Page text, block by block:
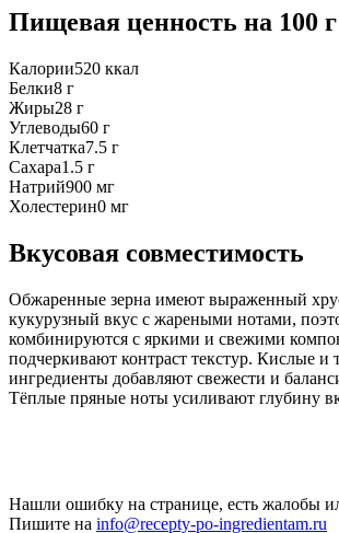
Пищевая ценность на 100 г
Калории520 ккал
Белки8 г
Жиры28 г
Углеводы60 г
Клетчатка7.5 г
Сахара1.5 г
Натрий900 мг
Холестерин0 мг
Вкусовая совместимость
Обжаренные зерна имеют выраженный
кукурузный вкус с жареными нотами,
комбинируются с яркими и свежими
подчеркивают контраст текстур. Кислые и
ингредиенты добавляют свежести и
Тёплые пряные ноты усиливают глубину
Нашли ошибку на странице, есть жалобы
Пишите на info@recepty-po-ingredientam.ru